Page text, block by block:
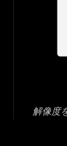
解像度